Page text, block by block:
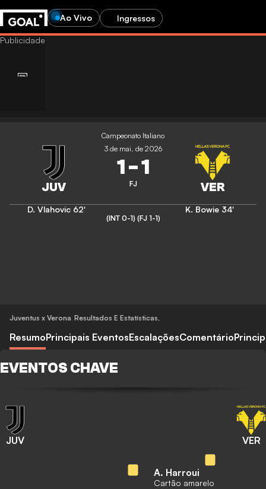
Ao Vivo Ingressos
Campeonato Italiano
3 de mai. de 2026
1-1
FJ
D. Vlahovic 62' K. Bowie 34'
(INT 0-1) (FJ 1-1)
Juventus x Verona Resultados E Estatísticas,
ResumoPrincipais EventosEscalaçõesComentário
EVENTOS CHAVE
JUV VER
A. Harroui
Cartão amarelo